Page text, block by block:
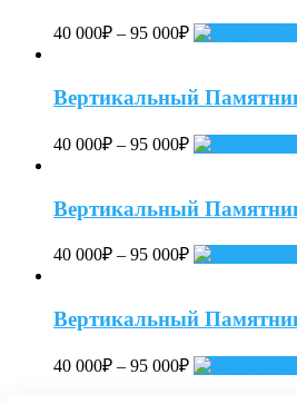
40 000₽ – 95 000₽
Вертикальный
40 000₽ – 95 000₽
Вертикальный
40 000₽ – 95 000₽
Вертикальный
40 000₽ – 95 000₽